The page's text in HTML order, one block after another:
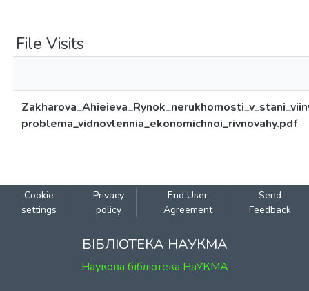
File Visits
problema_vidnovlennia_ekonomichnoi_rivnovahy.pdf
Cookie
settings
Privacy
policy
End User
Agreement
Send
Feedback
БІБЛІОТЕКА НАУКМА
Наукова бібліотека НаУКМА